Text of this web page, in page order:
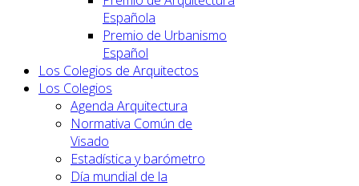
Española
Premio de Urbanismo
Español
Los Colegios de Arquitectos
Los Colegios
Agenda Arquitectura
Normativa Común de
Visado
Estadística y barómetro
Día mundial de la